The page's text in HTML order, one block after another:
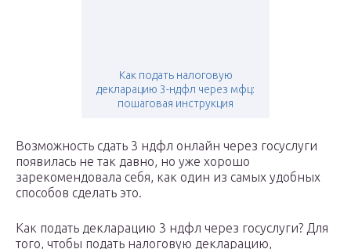
Как подать налоговую
декларацию 3-ндфл через мфц:
пошаговая инструкция
Возможность сдать 3 ндфл онлайн через госуслуги
появилась не так давно, но уже хорошо
зарекомендовала себя, как один из самых удобных
способов сделать это.
Как подать декларацию 3 ндфл через госуслуги? Для
того, чтобы подать налоговую декларацию,